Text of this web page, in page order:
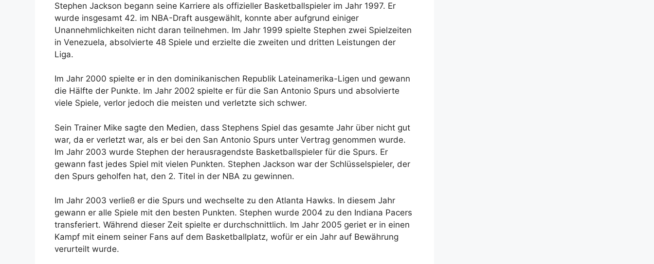
Stephen Jackson begann seine Karriere als offizieller Basketballspieler im Jahr 1997. Er
wurde insgesamt 42. im NBA-Draft ausgewählt, konnte aber aufgrund einiger
Unannehmlichkeiten nicht daran teilnehmen. Im Jahr 1999 spielte Stephen zwei Spielzeiten
in Venezuela, absolvierte 48 Spiele und erzielte die zweiten und dritten Leistungen der
Liga.
Im Jahr 2000 spielte er in den dominikanischen Republik Lateinamerika-Ligen und gewann
die Hälfte der Punkte. Im Jahr 2002 spielte er für die San Antonio Spurs und absolvierte
viele Spiele, verlor jedoch die meisten und verletzte sich schwer.
Sein Trainer Mike sagte den Medien, dass Stephens Spiel das gesamte Jahr über nicht gut
war, da er verletzt war, als er bei den San Antonio Spurs unter Vertrag genommen wurde.
Im Jahr 2003 wurde Stephen der herausragendste Basketballspieler für die Spurs. Er
gewann fast jedes Spiel mit vielen Punkten. Stephen Jackson war der Schlüsselspieler, der
den Spurs geholfen hat, den 2. Titel in der NBA zu gewinnen.
Im Jahr 2003 verließ er die Spurs und wechselte zu den Atlanta Hawks. In diesem Jahr
gewann er alle Spiele mit den besten Punkten. Stephen wurde 2004 zu den Indiana Pacers
transferiert. Während dieser Zeit spielte er durchschnittlich. Im Jahr 2005 geriet er in einen
Kampf mit einem seiner Fans auf dem Basketballplatz, wofür er ein Jahr auf Bewährung
verurteilt wurde.